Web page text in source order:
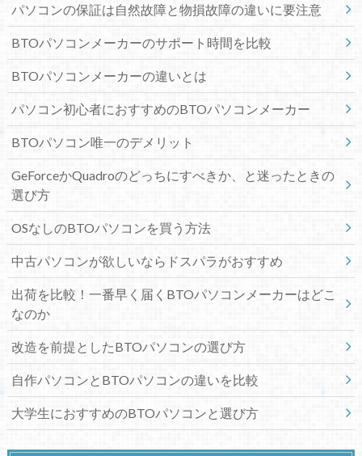
パソコンの保証は自然故障と物損故障の違いに要注意
BTOパソコンメーカーのサポート時間を比較
BTOパソコンメーカーの違いとは
パソコン初心者におすすめのBTOパソコンメーカー
BTOパソコン唯一のデメリット
GeForceかQuadroのどっちにすべきか、と迷ったときの
選び方
OSなしのBTOパソコンを買う方法
中古パソコンが欲しいならドスパラがおすすめ
出荷を比較！一番早く届くBTOパソコンメーカーはどこ
なのか
改造を前提としたBTOパソコンの選び方
自作パソコンとBTOパソコンの違いを比較
大学生におすすめのBTOパソコンと選び方